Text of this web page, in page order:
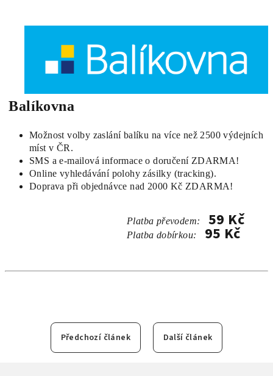
Balíkovna
Možnost volby zaslání balíku na více než 2500 výdejních
míst v ČR.
SMS a e-mailová informace o doručení ZDARMA!
Online vyhledávání polohy zásilky (tracking).
Doprava při objednávce nad 2000 Kč ZDARMA!
Platba převodem: 59 Kč
Platba dobírkou: 95 Kč
Předchozí článek Další článek